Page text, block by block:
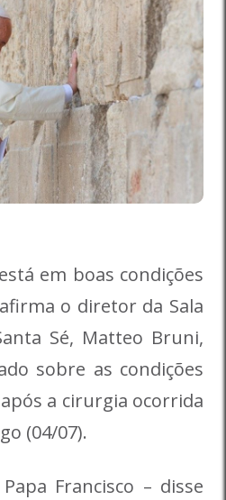
em boas condições
o diretor da Sala
Sé, Matteo Bruni,
sobre as condições
a cirurgia ocorrida
(04/07).
Francisco – disse